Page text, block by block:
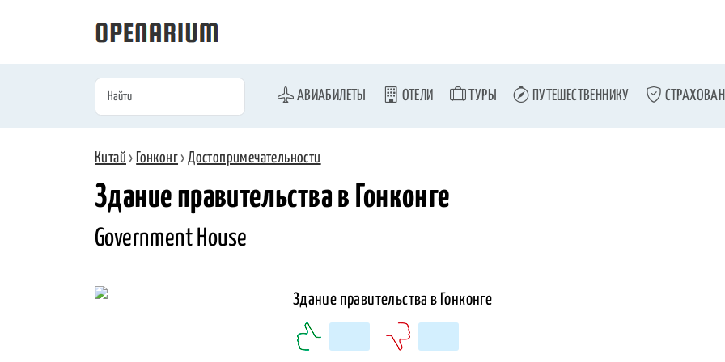
АВИАБИЛЕТЫ ОТЕЛИ ТУРЫ ПУТЕШЕСТВЕННИКУ
Китай › Гонконг›Достопримечательности
Здание правительства в Гонконге
Government House